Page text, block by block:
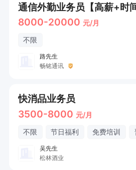
通信外勤业务员【高薪+时
8000-20000 元/月
不限
路先生
畅铭通讯
快消品业务员
3500-8000 元/月
不限 节日福利 免费培训
吴先生
松林酒业